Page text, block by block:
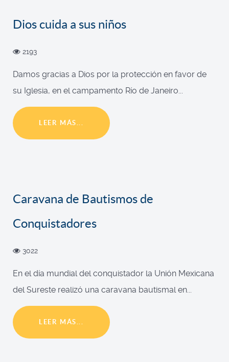
Dios cuida a sus niños
2193
Damos gracias a Dios por la protección en favor de
su Iglesia, en el campamento Río de Janeiro...
LEER MÁS...
Caravana de Bautismos de
Conquistadores
3022
En el día mundial del conquistador la Unión Mexicana
del Sureste realizó una caravana bautismal en...
LEER MÁS...